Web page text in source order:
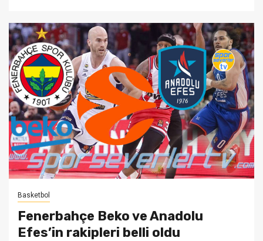
Basketbol
Fenerbahçe Beko ve Anadolu
Efes’in rakipleri belli oldu